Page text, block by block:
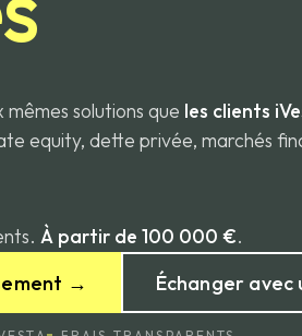
solutions que les clients
equity, dette privée, marchés
À partir de 100 000 €.
→ Échanger